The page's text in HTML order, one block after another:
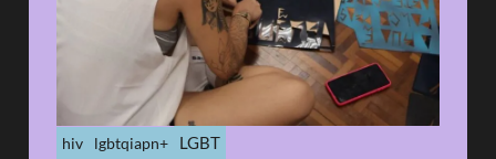
hiv lgbtqiapn+ LGBT